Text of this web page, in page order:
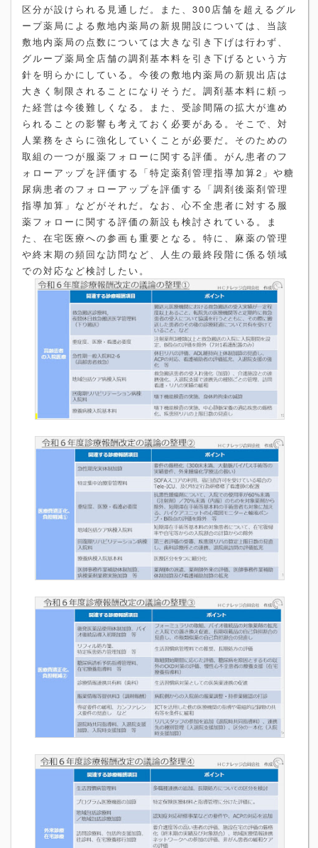
区分が設けられる見通しだ。また、300店舗を超えるグル
ープ薬局による敷地内薬局の新規開設については、当該
敷地内薬局の点数については大きな引き下げは行わず、
グループ薬局全店舗の調剤基本料を引き下げるという方
針を明らかにしている。今後の敷地内薬局の新規出店は
大きく制限されることになりそうだ。調剤基本料に頼っ
た経営は今後難しくなる。また、受診間隔の拡大が進め
られることの影響も考えておく必要がある。そこで、対
人業務をさらに強化していくことが必要だ。そのための
取組の一つが服薬フォローに関する評価。がん患者のフ
ォローアップを評価する「特定薬剤管理指導加算2」や糖
尿病患者のフォローアップを評価する「調剤後薬剤管理
指導加算」などがそれだ。なお、心不全患者に対する服
薬フォローに関する評価の新設も検討されている。ま
た、在宅医療への参画も重要となる。特に、麻薬の管理
や終末期の頻回な訪問など、人生の最終段階に係る領域
での対応など検討したい。